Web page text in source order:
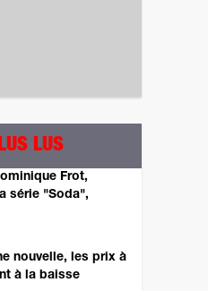
LUS
Frot,
série "Soda",
nouvelle, les prix à
à la baisse